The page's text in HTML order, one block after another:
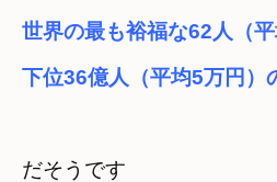
世界の最も裕福な62人（
下位36億人（平均5万円
だそうです